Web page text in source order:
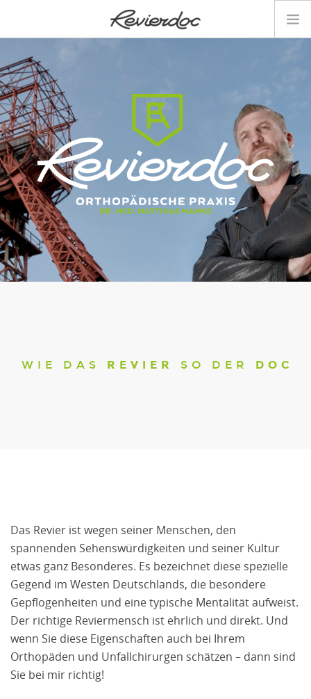
ÜBER UNS
LEISTUNGSSPEKTRUM
LEISTUNGEN
BESONDERE LEISTUNGEN
BEHANDLUNGSKONZEPTE
AKTUELLES
WIE DAS REVIER SO DER DOC
Das Revier ist wegen seiner Menschen, den
spannenden Sehenswürdigkeiten und seiner Kultur
etwas ganz Besonderes. Es bezeichnet diese spezielle
Gegend im Westen Deutschlands, die besondere
Gepflogenheiten und eine typische Mentalität aufweist.
Der richtige Reviermensch ist ehrlich und direkt. Und
wenn Sie diese Eigenschaften auch bei Ihrem
Orthopäden und Unfallchirurgen schätzen – dann sind
Sie bei mir richtig!